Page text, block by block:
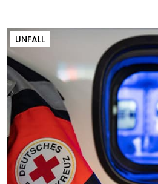
UNFALL